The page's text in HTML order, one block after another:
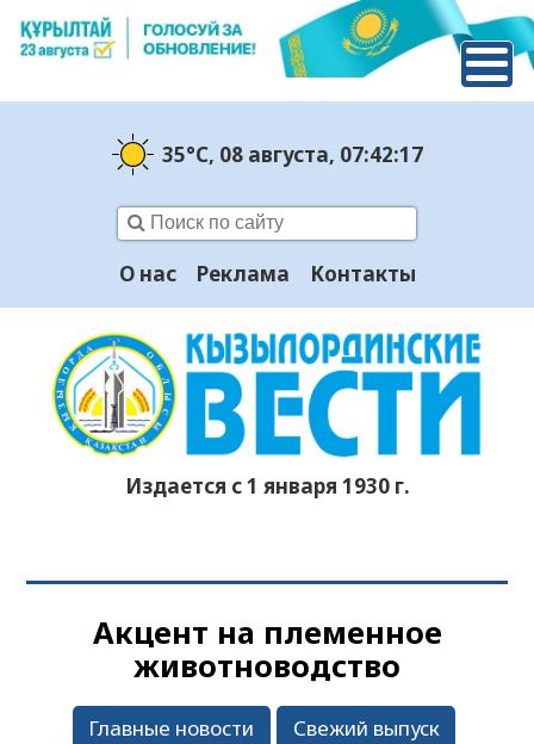
35°C, 08 августа, 07:42:18
О нас Реклама Контакты
Издается с 1 января 1930 г.
Акцент на племенное
животноводство
Главные новости
Свежий выпуск